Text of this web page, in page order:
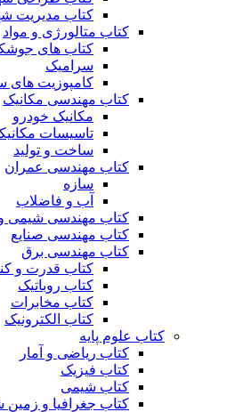
کتاب مدیریت
کتاب متالورژی و مواد
کتاب های
سرامیک
کامپوزیت های
کتاب مهندسی مکانیک
مکانیک خودرو
تاسیسات
ساخت و تولید
کتاب مهندسی عمران
سازه
آب و فاضلاب
کتاب مهندسی شیمی
کتاب مهندسی صنایع
کتاب مهندسی برق
کتاب قدرت و
کتاب روباتیک
کتاب مخابرات
کتاب الکترونیک
کتاب علوم پایه
کتاب ریاضی و آمار
کتاب فیزیک
کتاب شیمی
کتاب جغرافیا و